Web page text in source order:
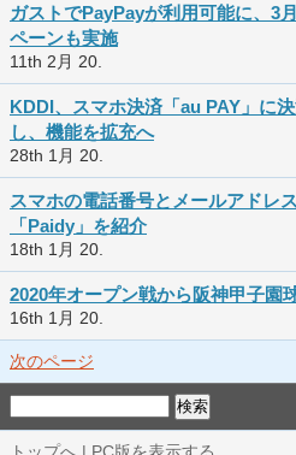
ガストでPayPayが利用可能に、3
ペーンも実施
11th 2月 20.
KDDI、スマホ決済「au PAY」に
し、機能を拡充へ
28th 1月 20.
スマホの電話番号とメールアドレ
「Paidy」を紹介
18th 1月 20.
2020年オープン戦から阪神甲子園
16th 1月 20.
次のページ